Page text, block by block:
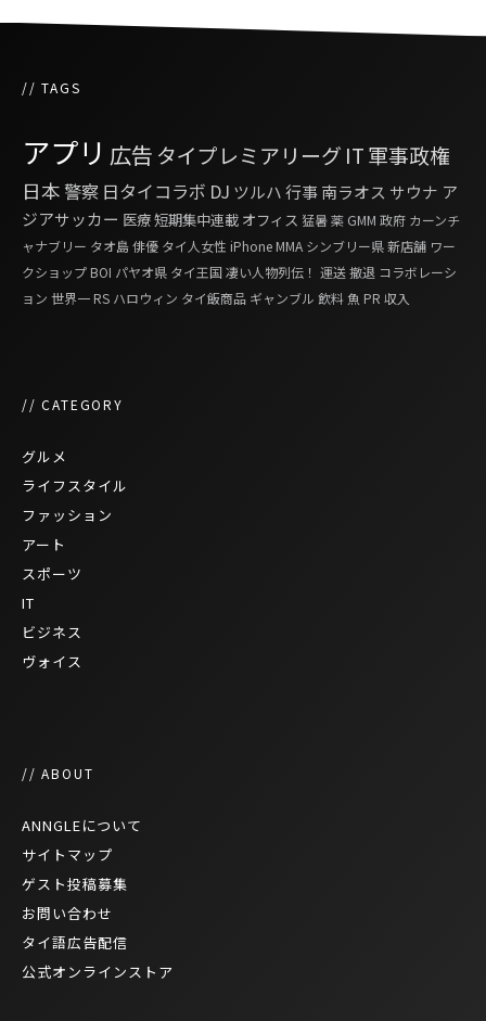
// TAGS
アプリ 広告 タイプレミアリーグ IT軍事政権
日本 警察 日タイコラボ DJ ツルハ行事南ラオス サウナ ア
ジアサッカー 医療短期集中連載 オフィス 猛暑薬 GMM 政府 カーンチ
ャナブリー タオ島俳優 タイ人女性 iPhoneMMA シンブリー県新店舗 ワー
クショップBOI パヤオ県 タイ王国 凄い人物列伝！ 運送撤退 コラボレーシ
ョン 世界一RS ハロウィン タイ飯商品 ギャンブル 飲料 魚 PR 収入
// CATEGORY
グルメ
ライフスタイル
ファッション
アート
スポーツ
IT
ビジネス
ヴォイス
// ABOUT
ANNGLEについて
サイトマップ
ゲスト投稿募集
お問い合わせ
タイ語広告配信
公式オンラインストア